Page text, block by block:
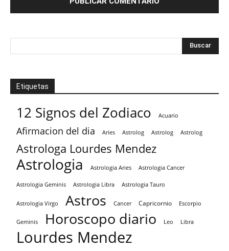
Etiquetas
12 Signos del Zodiaco Acuario
Afirmacion del dia Aries Astrolog Astrolog Astrolog
Astrologa Lourdes Mendez
Astrologia Astrologia Aries Astrologia Cancer
Astrologia Geminis Astrologia Libra Astrologia Tauro
Astrologia Virgo Astros Cancer Capricornio Escorpio
Geminis Horoscopo diario Leo Libra
Lourdes Mendez